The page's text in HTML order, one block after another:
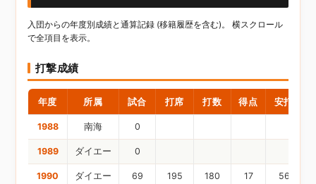
入団からの年度別成績と通算記録 (移籍履歴を含む)。 横スクロール
で全項目を表示。
打撃成績
年度 所属 試合 打席 打数 得点 安打
1988 南海 0
1989 ダイエー 0
1990 ダイエー 69 195 180 17 56